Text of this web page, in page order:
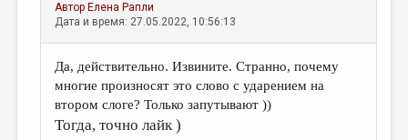
Автор Елена Рапли
Дата и время: 27.05.2022, 10:56:13
Да, действительно. Извините. Странно, почему
многие произносят это слово с ударением на
втором слоге? Только запутывают ))
Тогда, точно лайк )